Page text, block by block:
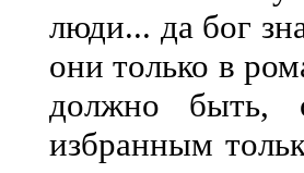
люди... да бог
они только в
должно быть,
избранным